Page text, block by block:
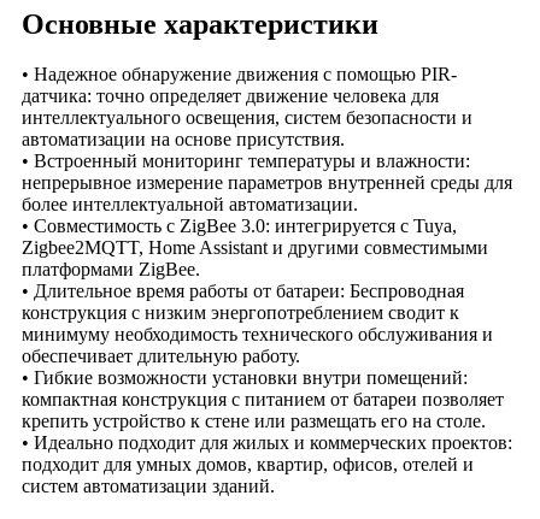
Основные характеристики
• Надежное обнаружение движения с помощью PIR-
датчика: точно определяет движение человека для
интеллектуального освещения, систем безопасности и
автоматизации на основе присутствия.
• Встроенный мониторинг температуры и влажности:
непрерывное измерение параметров внутренней среды для
более интеллектуальной автоматизации.
• Совместимость с ZigBee 3.0: интегрируется с Tuya,
Zigbee2MQTT, Home Assistant и другими совместимыми
платформами ZigBee.
• Длительное время работы от батареи: Беспроводная
конструкция с низким энергопотреблением сводит к
минимуму необходимость технического обслуживания и
обеспечивает длительную работу.
• Гибкие возможности установки внутри помещений:
компактная конструкция с питанием от батареи позволяет
крепить устройство к стене или размещать его на столе.
• Идеально подходит для жилых и коммерческих проектов:
подходит для умных домов, квартир, офисов, отелей и
систем автоматизации зданий.